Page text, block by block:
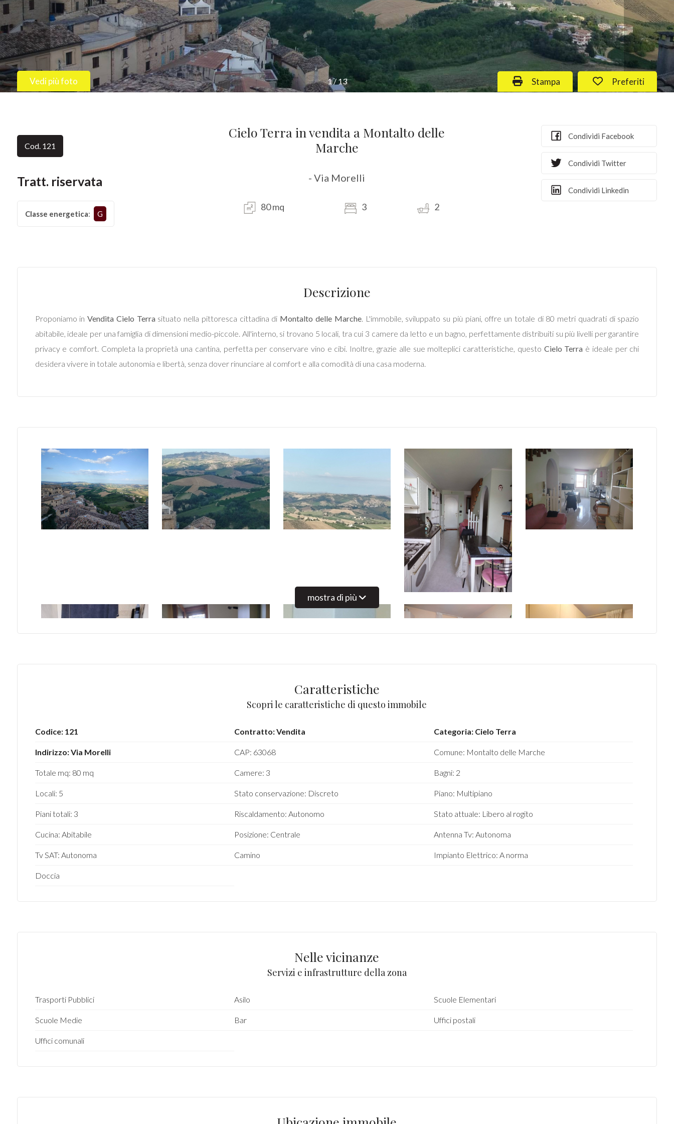
1/ 13
Vedi più foto
Cod. 121
Tratt. riservata
Classe energetica: G
Cielo Terra in vendita a Montalto delle
Marche
- Via Morelli
80 mq 3 2
Preferiti: Cod.
Preferiti
Stampa: Cod. 121
Stampa
Condividi Facebook
Condividi Twitter
Condividi Linkedin
Descrizione
Proponiamo inVendita Cielo Terrasituato nella pittoresca cittadina di Montalto delle Marche. L'immobile, sviluppato su più piani, offre un totale di 80 metri quadrati di spazio
abitabile, ideale per una famiglia di dimensioni medio-piccole. All'interno, si trovano 5 locali, tra cui 3 camere da letto e un bagno, perfettamente distribuiti su più livelli per garantire
privacy e comfort. Completa la proprietà una cantina, perfetta per conservare vino e cibi. Inoltre, grazie alle sue molteplici caratteristiche, questo Cielo Terra è ideale per chi
desidera vivere in totale autonomia e libertà, senza dover rinunciare al comfort e alla comodità di una casa moderna.
mostra di più
Caratteristiche
Scopri le caratteristiche di questo immobile
Codice: 121 Contratto: Vendita Categoria: Cielo Terra
Indirizzo: Via Morelli CAP: 63068 Comune: Montalto delle Marche
Totale mq: 80 mq Camere: 3 Bagni: 2
Locali: 5 Stato conservazione: Discreto Piano: Multipiano
Piani totali: 3 Riscaldamento: Autonomo Stato attuale: Libero al rogito
Cucina: Abitabile Posizione: Centrale Antenna Tv: Autonoma
Tv SAT: Autonoma Camino Impianto Elettrico: A norma
Doccia
Nelle vicinanze
Servizi e infrastrutture della zona
Trasporti Pubblici Asilo Scuole Elementari
Scuole Medie Bar Uffici postali
Uffici comunali
Provincia
Comune
Tipologia
Prezzo
minimi
minime